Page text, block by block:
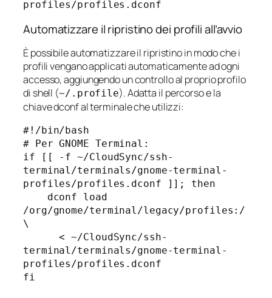
Automatizzare il ripristino dei profili all’avvio
È possibile automatizzare il ripristino in modo che i
profili vengano applicati automaticamente ad ogni
accesso, aggiungendo un controllo al proprio profilo
di shell (~/.profile). Adatta il percorso e la
chiave dconf al terminale che utilizzi:
#!/bin/bash
# Per GNOME Terminal:
if [[ -f ~/CloudSync/ssh-
terminal/terminals/gnome-terminal-
profiles/profiles.dconf ]]; then
/org/gnome/terminal/legacy/profiles:/
\
      < ~/CloudSync/ssh-
terminal/terminals/gnome-terminal-
profiles/profiles.dconf
fi